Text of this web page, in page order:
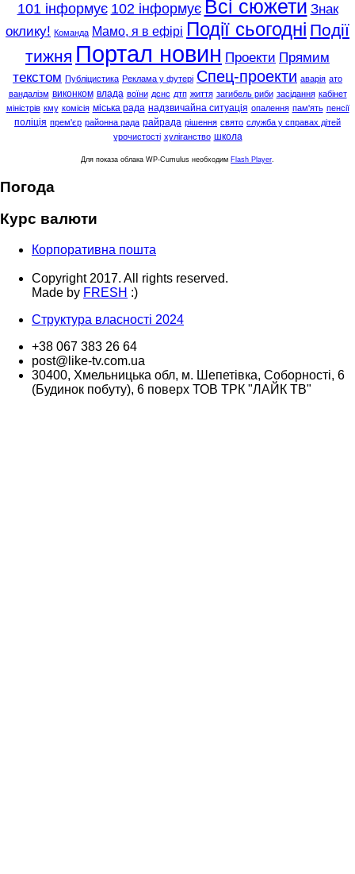
101 інформує 102 інформує Всі сюжети Знак
оклику! Команда Мамо, я в ефірі Події сьогодні Події
тижня Портал новин Проекти Прямим
текстом Публіцистика Реклама у футері Спец-проекти аварія ато
вандалізм виконком влада воїни дснс дтп життя загибель риби засідання кабінет
міністрів кму комісія міська рада надзвичайна ситуація опалення пам'ять пенсії
поліція прем'єр районна рада райрада рішення свято служба у справах дітей
урочистості хуліганство школа
Для показа облака WP-Cumulus необходим Flash Player
Погода
Курс валюти
Корпоративна пошта
Copyright 2017. All rights reserved.
Made by FRESH :)
Структура власності 2024
+38 067 383 26 64
post@like-tv.com.ua
30400, Хмельницька обл, м. Шепетівка, Соборності, 6
(Будинок побуту), 6 поверх ТОВ ТРК "ЛАЙК ТВ"